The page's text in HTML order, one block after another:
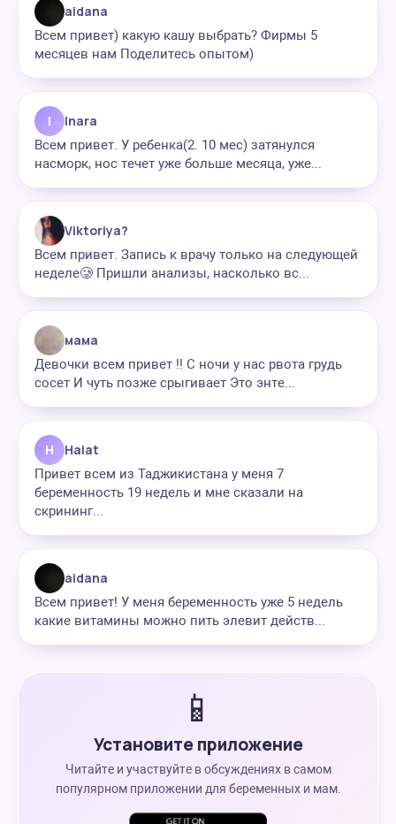
aidana
Всем привет) какую кашу выбрать? Фирмы 5
месяцев нам Поделитесь опытом)
I Inara
Всем привет. У ребенка(2. 10 мес) затянулся
насморк, нос течет уже больше месяца, уже...
Viktoriya?
Всем привет. Запись к врачу только на следующей
неделе🥲 Пришли анализы, насколько вс...
мама
Девочки всем привет !! С ночи у нас рвота грудь
сосет И чуть позже срыгивает Это энте...
H Haiat
Привет всем из Таджикистана у меня 7
беременность 19 недель и мне сказали на
скрининг...
aidana
Всем привет! У меня беременность уже 5 недель
какие витамины можно пить элевит действ...
📱
Установите приложение
Читайте и участвуйте в обсуждениях в самом
популярном приложении для беременных и мам.